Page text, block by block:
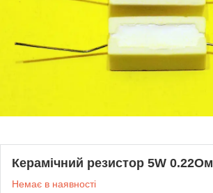
Керамічний резистор 5W 0.22Ом
Немає в наявності